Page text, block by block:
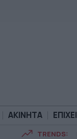
ΑΚΙΝΗΤΑ
TRENDS: